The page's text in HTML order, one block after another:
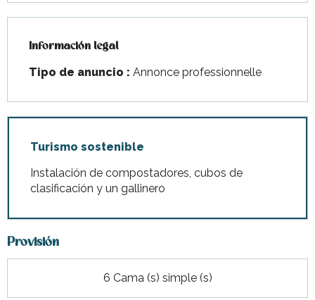
Información legal
Información legal
Tipo de anuncio : Annonce professionnelle
Turismo sostenible
Instalación de compostadores, cubos de
clasificación y un gallinero
Provisión
6 Cama (s) simple (s)